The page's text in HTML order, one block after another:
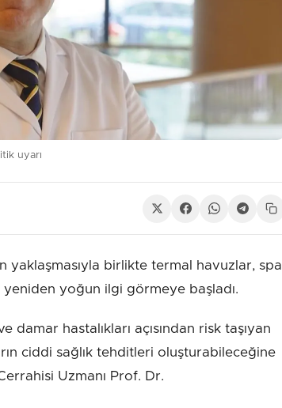
uyarı
yaklaşmasıyla birlikte termal havuzlar, spa
yoğun ilgi görmeye başladı.
hastalıkları açısından risk taşıyan
ciddi sağlık tehditleri oluşturabileceğine
Uzmanı Prof. Dr.